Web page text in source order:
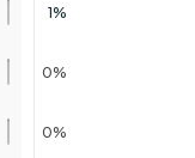
1%
0%
0%